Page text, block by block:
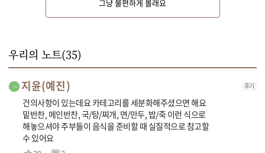
미역줄기는 6센치 길이로 먹기좋게 자르고, 굵은 줄기는 손으로 찢어주세요.
당근과 양파는 곱게 채를 썰어주세요.
그냥 불편하게 볼래요
우리의 노트(35)
지윤(예진) 후기
건의사항이 있는데요 카테고리를 세분화해주셨으면 해요
밑반찬, 메인반찬, 국/탕/찌개, 면/만두, 밥/죽 이런 식으로
해놓으셔야 주부들이 음식을 준비할 때 실질적으로 참고할
수 있어요